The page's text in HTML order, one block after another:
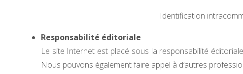
Identification
Responsabilité éditoriale
Le site Internet est placé sous la responsabilité
Nous pouvons également faire appel à d’autres